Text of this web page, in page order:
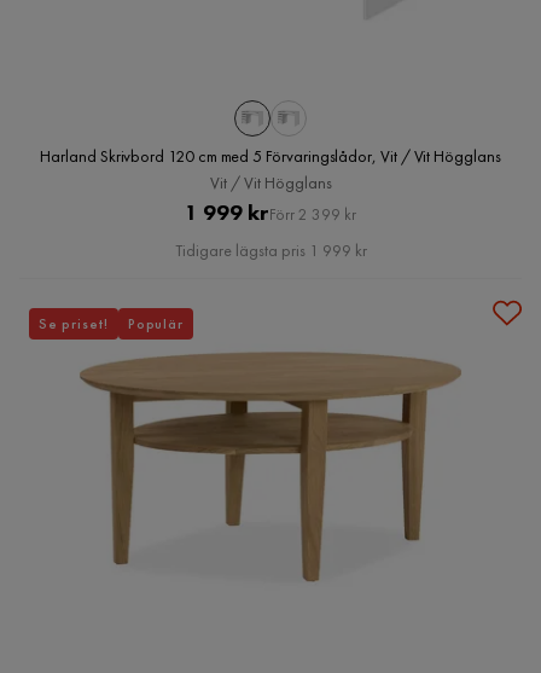
Harland Skrivbord 120 cm med 5 Förvaringslådor, Vit / Vit Högglans
Vit / Vit Högglans
Pris
1 999 krOriginal
Pris
Förr 2 399 kr
Tidigare lägsta pris 1 999 kr
Se priset! Populär